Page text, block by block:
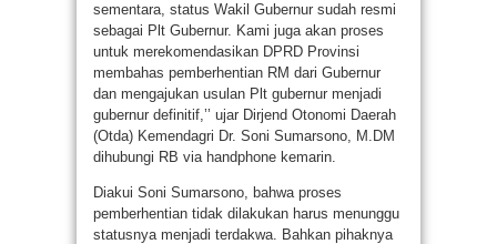
sementara, status Wakil Gubernur sudah resmi
sebagai Plt Gubernur. Kami juga akan proses
untuk merekomendasikan DPRD Provinsi
membahas pemberhentian RM dari Gubernur
dan mengajukan usulan Plt gubernur menjadi
gubernur definitif,’’ ujar Dirjend Otonomi Daerah
(Otda) Kemendagri Dr. Soni Sumarsono, M.DM
dihubungi RB via handphone kemarin.
Diakui Soni Sumarsono, bahwa proses
pemberhentian tidak dilakukan harus menunggu
statusnya menjadi terdakwa. Bahkan pihaknya